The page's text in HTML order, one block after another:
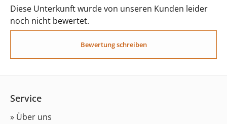
Diese Unterkunft wurde von unseren Kunden leider
noch nicht bewertet.
Bewertung schreiben
Service
» Über uns